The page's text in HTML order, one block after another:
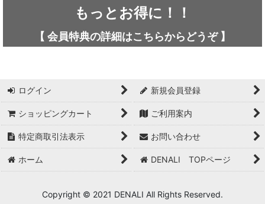
もっとお得に！！
【 会員特典の詳細はこちらから どうぞ】
ログイン 新規会員登録
ショッピングカート ご利用案内
特定商取引法表示 お問い合わせ
ホーム DENALI TOPページ
Copyright © 2021 DENALI All Rights Reserved.